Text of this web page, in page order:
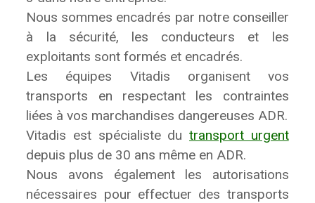
Nous sommes encadrés par notre conseiller
à la sécurité, les conducteurs et les
exploitants sont formés et encadrés.
Les équipes Vitadis organisent vos
transports en respectant les contraintes
liées à vos marchandises dangereuses ADR.
Vitadis est spécialiste dutransport urgent
depuis plus de 30 ans même en ADR.
Nous avons également les autorisations
nécessaires pour effectuer des transports